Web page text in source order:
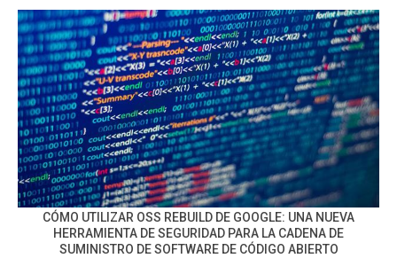
CÓMO UTILIZAR OSS REBUILD DE GOOGLE: UNA NUEVA
HERRAMIENTA DE SEGURIDAD PARA LA CADENA DE
SUMINISTRO DE SOFTWARE DE CÓDIGO ABIERTO